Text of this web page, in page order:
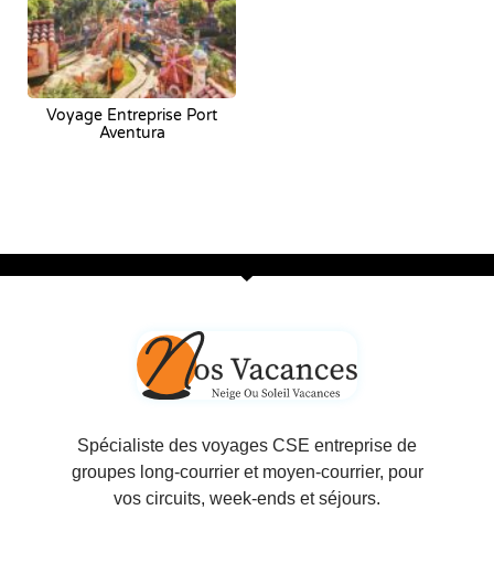
Voyage Entreprise Port
Aventura
Spécialiste des voyages CSE entreprise de
groupes long-courrier et moyen-courrier, pour
vos circuits, week-ends et séjours.